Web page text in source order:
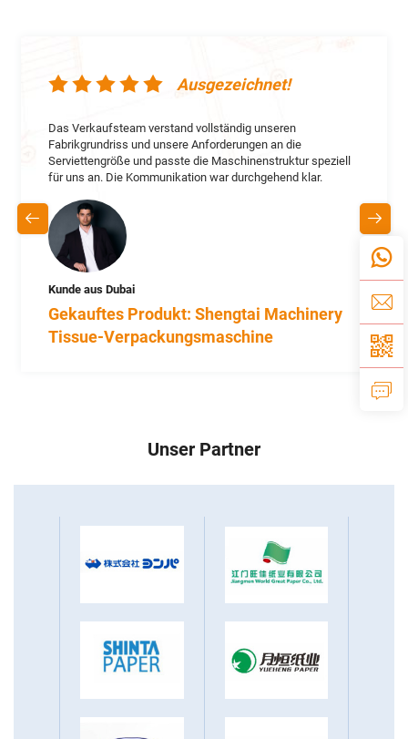
Ausgezeichnet!
Das Verkaufsteam verstand vollständig unseren
Fabrikgrundriss und unsere Anforderungen an die
Serviettengröße und passte die Maschinenstruktur speziell
für uns an. Die Kommunikation war durchgehend klar.
Kunde aus Dubai
Gekauftes Produkt: Shengtai Machinery
Tissue-Verpackungsmaschine
Unser Partner